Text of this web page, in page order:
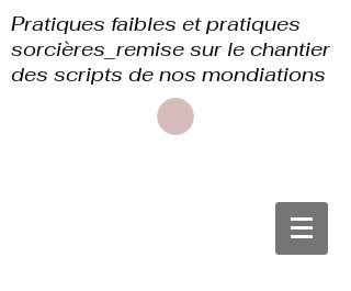
Pratiques faibles et pratiques
sorcières_remise sur le chantier
des scripts de nos mondiations